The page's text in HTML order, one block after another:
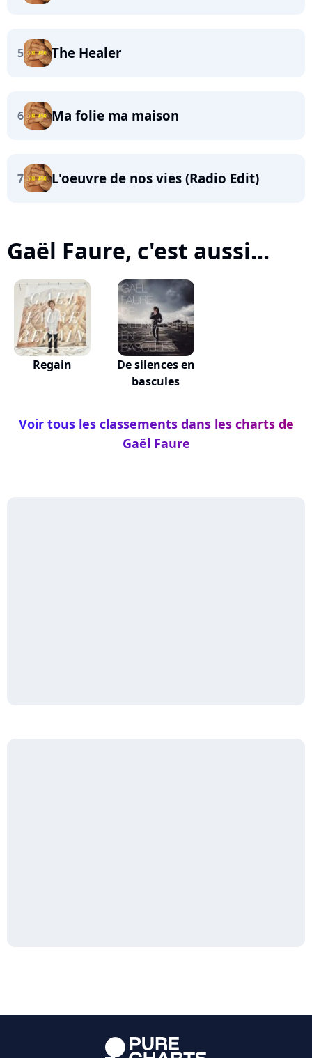
5 The Healer
6 Ma folie ma maison
7 L'oeuvre de nos vies (Radio Edit)
Gaël Faure, c'est aussi...
Regain
De silences en
bascules
Voir tous les classements dans les charts de
Gaël Faure